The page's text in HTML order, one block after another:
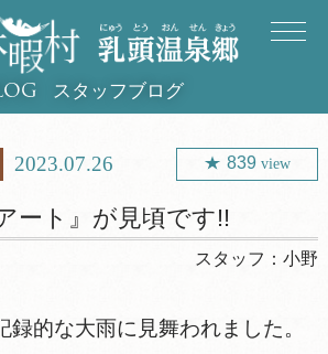
スタッフブログ
2023.07.26 839 view
ート』が見頃です!!
スタッフ：小野
的な大雨に見舞われました。